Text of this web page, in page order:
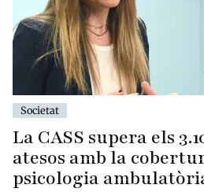
Societat
La CASS supera els
atesos amb la
psicologia